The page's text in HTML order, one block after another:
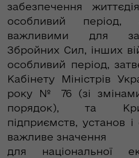
забезпечення
особливий
важливими для
Збройних Сил, інших
особливий період,
Кабінету Міністрів
року № 76 (зі
порядок), та
підприємств, установ і
важливе значення
для національної